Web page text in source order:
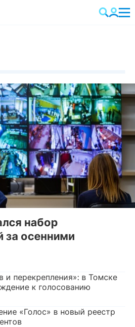
набор
за осенними
и перекрепления»: в Томске
к голосованию
«Голос» в новый реестр